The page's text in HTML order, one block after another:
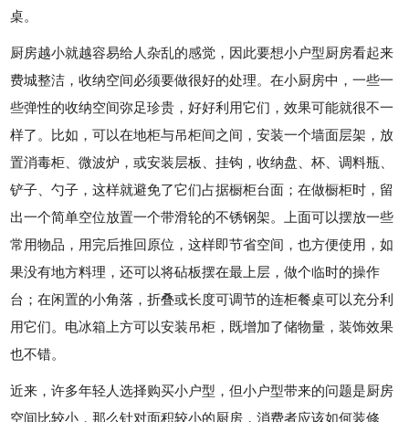
桌。
厨房越小就越容易给人杂乱的感觉，因此要想小户型厨房看起来
费城整洁，收纳空间必须要做很好的处理。在小厨房中，一些一
些弹性的收纳空间弥足珍贵，好好利用它们，效果可能就很不一
样了。比如，可以在地柜与吊柜间之间，安装一个墙面层架，放
置消毒柜、微波炉，或安装层板、挂钩，收纳盘、杯、调料瓶、
铲子、勺子，这样就避免了它们占据橱柜台面；在做橱柜时，留
出一个简单空位放置一个带滑轮的不锈钢架。上面可以摆放一些
常用物品，用完后推回原位，这样即节省空间，也方便使用，如
果没有地方料理，还可以将砧板摆在最上层，做个临时的操作
台；在闲置的小角落，折叠或长度可调节的连柜餐桌可以充分利
用它们。电冰箱上方可以安装吊柜，既增加了储物量，装饰效果
也不错。
近来，许多年轻人选择购买小户型，但小户型带来的问题是厨房
空间比较小，那么针对面积较小的厨房，消费者应该如何装修